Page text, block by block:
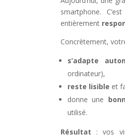
smartphone.
entièrement
Concrètement,
s’adapte
ordinateur),
reste lisible et
donne une
utilisé.
Résultat : vos